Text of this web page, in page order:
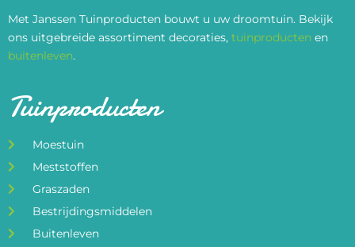
Met Janssen Tuinproducten bouwt u uw droomtuin. Bekijk
ons uitgebreide assortiment decoraties, tuinproducten en
buitenleven.
Tuinproducten
Moestuin
Meststoffen
Graszaden
Bestrijdingsmiddelen
Buitenleven